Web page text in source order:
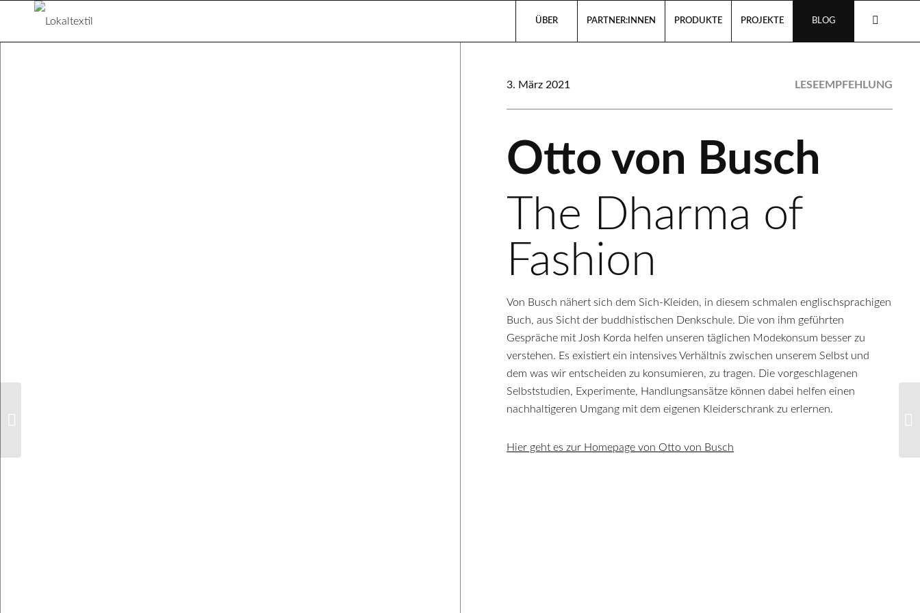
ÜBER PARTNER:INNEN PRODUKTE PROJEKTE BLOG
3. März 2021 LESEEMPFEHLUNG
Otto von Busch
The Dharma of
Fashion
Von Busch nähert sich dem Sich-Kleiden, in diesem schmalen englischsprachigen
Buch, aus Sicht der buddhistischen Denkschule. Die von ihm geführten
Gespräche mit Josh Korda helfen unseren täglichen Modekonsum besser zu
verstehen. Es existiert ein intensives Verhältnis zwischen unserem Selbst und
dem was wir entscheiden zu konsumieren, zu tragen. Die vorgeschlagenen
Selbststudien, Experimente, Handlungsansätze können dabei helfen einen
nachhaltigeren Umgang mit dem eigenen Kleiderschrank zu erlernen.
Hier geht es zur Homepage von Otto von Busch